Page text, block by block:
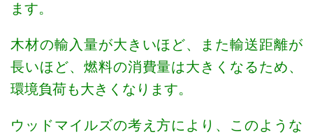
ます。
木材の輸入量が大きいほど、また輸送距離が
長いほど、燃料の消費量は大きくなるため、
環境負荷も大きくなります。
ウッドマイルズの考え方により、このような